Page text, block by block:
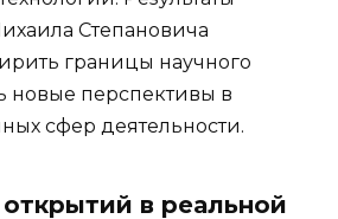
Степановича
границы научного
новые перспективы в
сфер деятельности.
в реальной